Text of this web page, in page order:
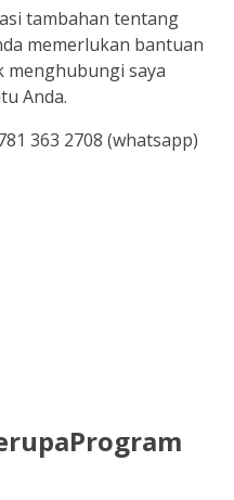
tambahan tentang
memerlukan bantuan
saya
Anda.
363 2708 (whatsapp)
Program